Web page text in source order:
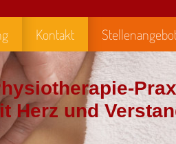
Kontakt
und